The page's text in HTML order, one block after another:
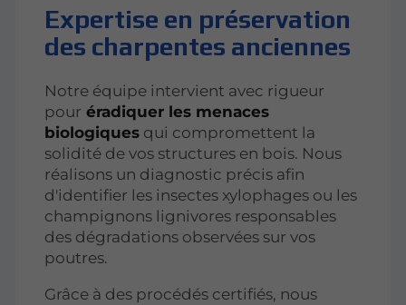
Expertise en préservation
des charpentes anciennes
Notre équipe intervient avec rigueur
pour éradiquer les menaces
biologiquesqui compromettent la
solidité de vos structures en bois. Nous
réalisons un diagnostic précis afin
d'identifier les insectes xylophages ou les
champignons lignivores responsables
des dégradations observées sur vos
poutres.
Grâce à des procédés certifiés, nous